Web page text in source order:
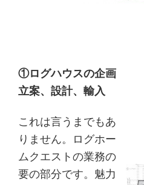
①ログハウスの企画
立案、設計、輸入
これは言うまでもあ
りません。ログホー
ムクエストの業務の
要の部分です。魅力